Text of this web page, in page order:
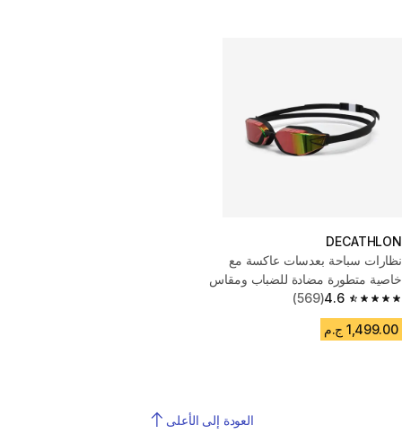
DECATHLON
نظارات سباحة بعدسات عاكسة مع
خاصية متطورة مضادة للضباب ومقاس
واحد - أسود4.6
4.6 out of 5 stars from 569 reviews
(569)
1,499.00 ج.م
العودة إلى الأعلى